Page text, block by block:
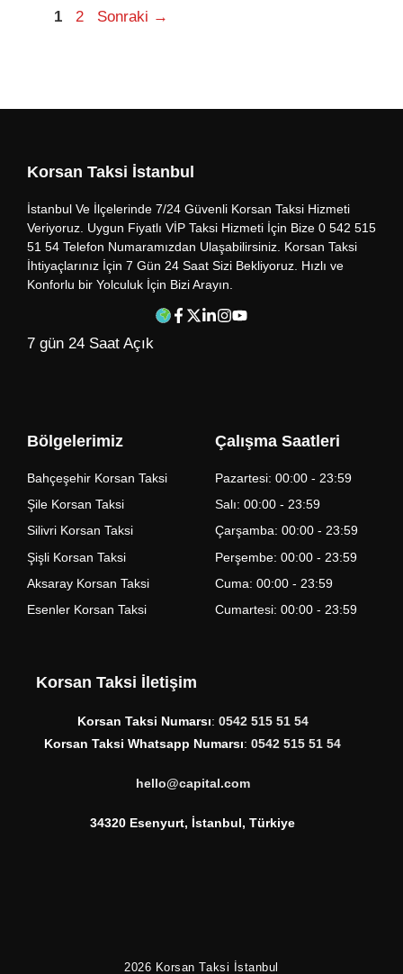
Sayfa
1 Sayfa
2 Sonraki →
Korsan Taksi İstanbul
İstanbul Ve İlçelerinde 7/24 Güvenli Korsan Taksi Hizmeti
Veriyoruz. Uygun Fiyatlı VİP Taksi Hizmeti İçin Bize 0 542 515
51 54 Telefon Numaramızdan Ulaşabilirsiniz. Korsan Taksi
İhtiyaçlarınız İçin 7 Gün 24 Saat Sizi Bekliyoruz. Hızlı ve
Konforlu bir Yolculuk İçin Bizi Arayın.
7 gün 24 Saat Açık
Bölgelerimiz
Bahçeşehir Korsan Taksi
Şile Korsan Taksi
Silivri Korsan Taksi
Şişli Korsan Taksi
Aksaray Korsan Taksi
Esenler Korsan Taksi
Çalışma Saatleri
Pazartesi: 00:00 - 23:59
Salı: 00:00 - 23:59
Çarşamba: 00:00 - 23:59
Perşembe: 00:00 - 23:59
Cuma: 00:00 - 23:59
Cumartesi: 00:00 - 23:59
Korsan Taksi İletişim
Korsan Taksi Numarsı: 0542 515 51 54
Korsan Taksi Whatsapp Numarsı: 0542 515 51 54
hello@capital.com
34320 Esenyurt, İstanbul, Türkiye
2026 Korsan Taksi İstanbul